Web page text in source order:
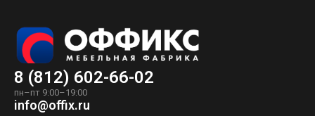
8 (812) 602-66-02
пн–пт 9:00–19:00
info@offix.ru